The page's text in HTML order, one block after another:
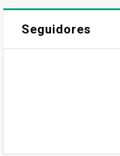
Seguidores